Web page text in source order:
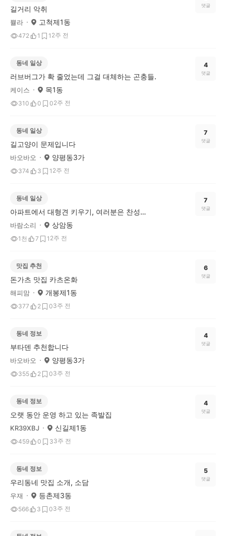
길거리 악취
쁄라 고척제1동
472 1 1 2주 전
댓글
동네 일상
러브버그가 확 줄었는데 그걸 대체하는 곤충들.
케이스 목1동
310 0 02주 전
4
댓글
동네 일상
길고양이 문제입니다
바오바오 양평동3가
374 3 1 2주 전
7
댓글
동네 일상
아파트에서 대형견 키우기, 여러분은 찬성하시나요?
바람소리 상암동
1천 7 1 2주 전
7
댓글
맛집 추천
돈가츠 맛집 카츠온화
해피맘 개봉제1동
377 2 03주 전
6
댓글
동네 정보
부타덴 추천합니다
바오바오 양평동3가
355 2 03주 전
4
댓글
동네 정보
오랫 동안 운영 하고 있는 족발집
KR39XBJ 신길제1동
459 0 33주 전
4
댓글
동네 정보
우리동네 맛집 소개, 소담
우재 등촌제3동
566 3 03주 전
5
댓글